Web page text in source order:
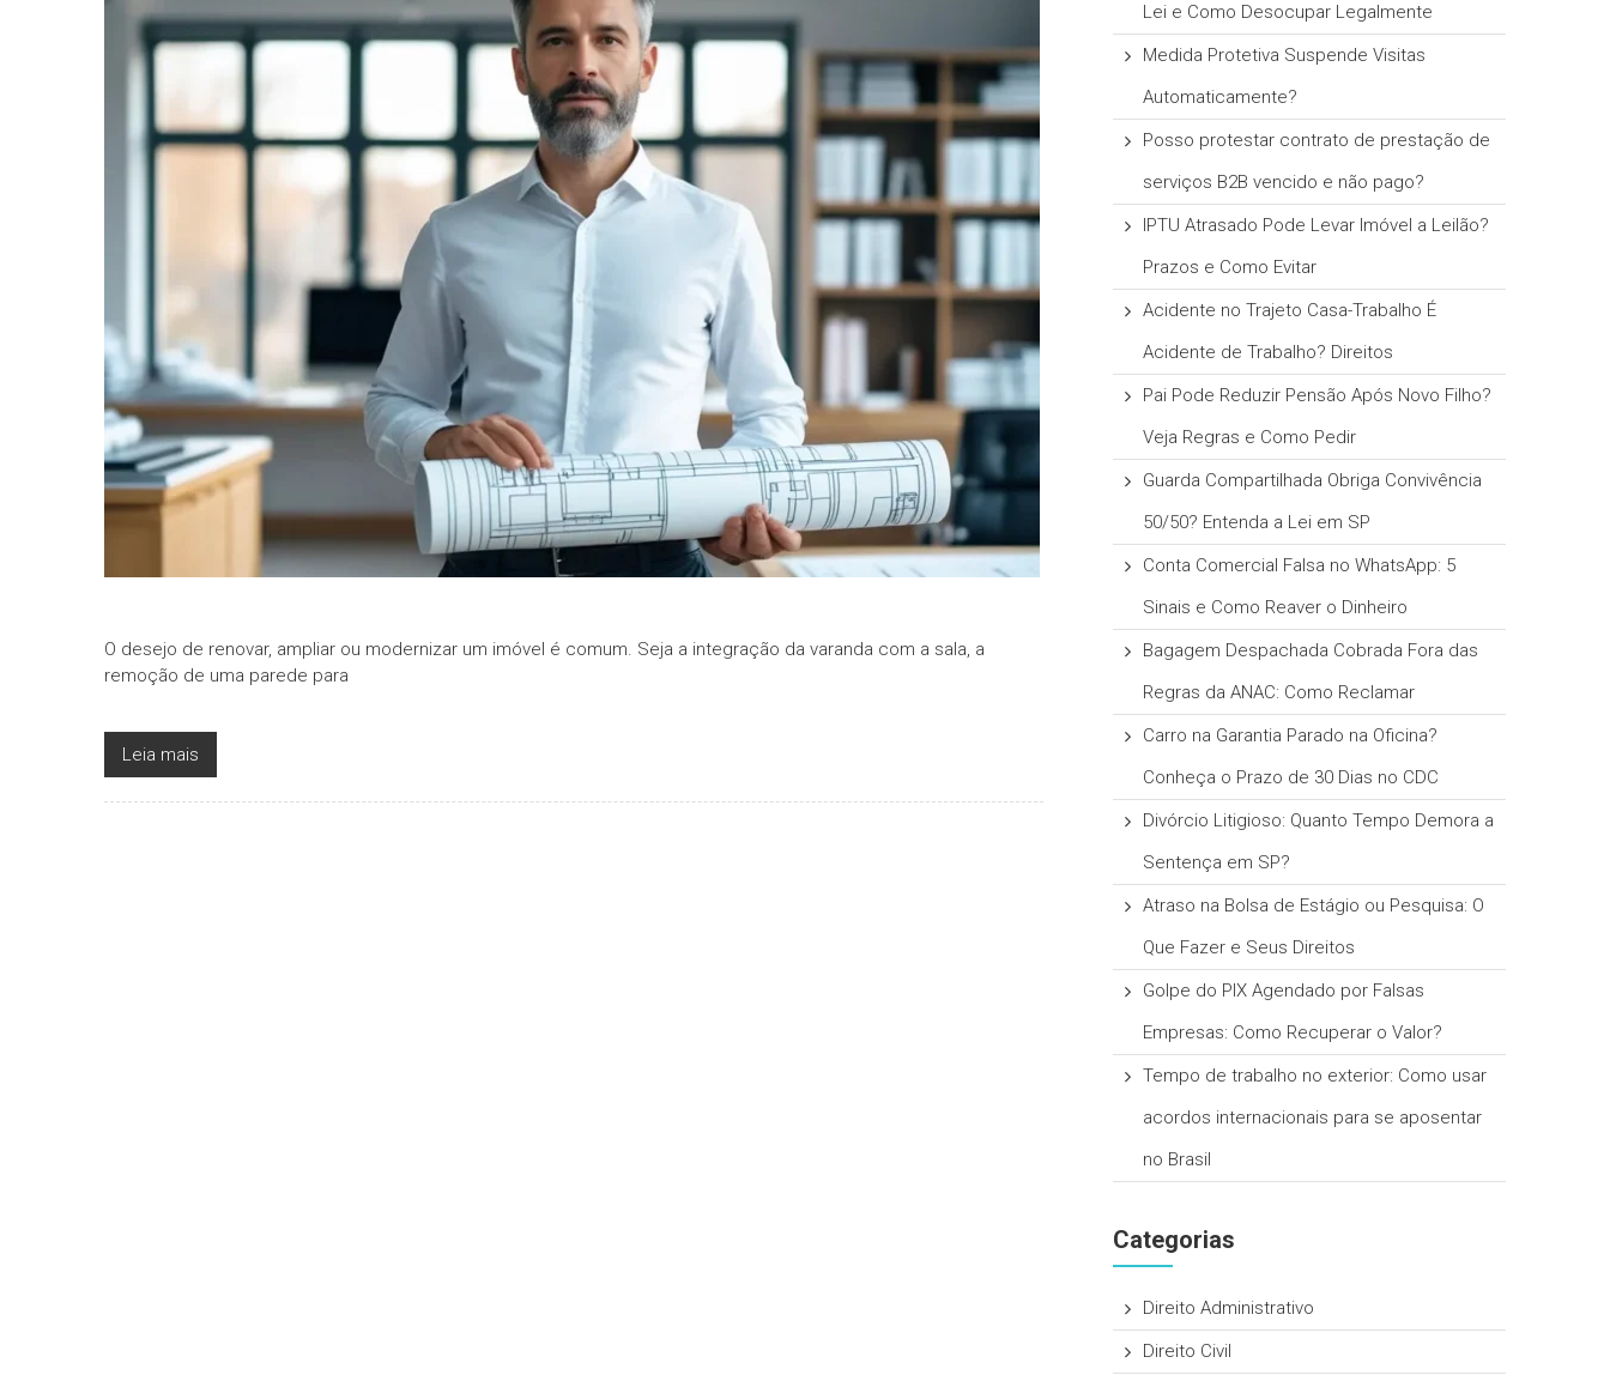
informe-nos
necessidade.
O desejo de renovar, ampliar ou modernizar um imóvel é comum. Seja a integração da varanda com a sala, a
remoção de uma parede para
Leia mais
Lei e Como Desocupar Legalmente
Medida Protetiva Suspende Visitas
Automaticamente?
Posso protestar contrato de prestação de
serviços B2B vencido e não pago?
IPTU Atrasado Pode Levar Imóvel a Leilão?
Prazos e Como Evitar
Acidente no Trajeto Casa-Trabalho É
Acidente de Trabalho? Direitos
Pai Pode Reduzir Pensão Após Novo Filho?
Veja Regras e Como Pedir
Guarda Compartilhada Obriga Convivência
50/50? Entenda a Lei em SP
Conta Comercial Falsa no WhatsApp: 5
Sinais e Como Reaver o Dinheiro
Bagagem Despachada Cobrada Fora das
Regras da ANAC: Como Reclamar
Carro na Garantia Parado na Oficina?
Conheça o Prazo de 30 Dias no CDC
Divórcio Litigioso: Quanto Tempo Demora a
Sentença em SP?
Atraso na Bolsa de Estágio ou Pesquisa: O
Que Fazer e Seus Direitos
Golpe do PIX Agendado por Falsas
Empresas: Como Recuperar o Valor?
Tempo de trabalho no exterior: Como usar
acordos internacionais para se aposentar
no Brasil
Categorias
Direito Administrativo
Direito Civil